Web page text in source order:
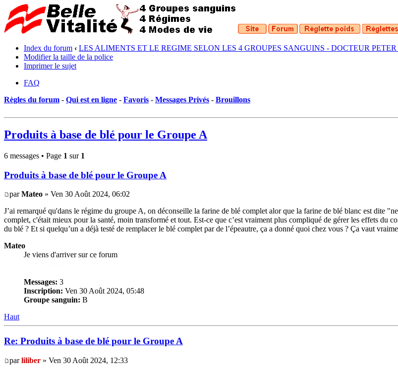
Index du forum ‹ LES ALIMENTS ET LE REGIME SELON LES 4 GROUPES SANGUINS - DOCTEUR
Modifier la taille de la police
Imprimer le sujet
FAQ
Règles du forum - Qui est en ligne - Favoris - Messages Privés - Brouillons
Produits à base de blé pour le Groupe A
6 messages • Page 1 sur 1
Produits à base de blé pour le Groupe A
parMateo » Ven 30 Août 2024, 06:02
J’ai remarqué qu'dans le régime du groupe A, on déconseille la farine de blé complet alor que la farine de blé blanc est dite
complet, c'était mieux pour la santé, moin transformé et tout. Est-ce que c’est vraiment plus compliqué de gérer les effets du
du blé ? Et si quelqu’un a déjà testé de remplacer le blé complet par de l’épeautre, ça a donné quoi chez vous ? Ça vaut
Mateo
Je viens d'arriver sur ce forum
Messages: 3
Inscription: Ven 30 Août 2024, 05:48
Groupe sanguin: B
Haut
Re: Produits à base de blé pour le Groupe A
parliliber » Ven 30 Août 2024, 12:33